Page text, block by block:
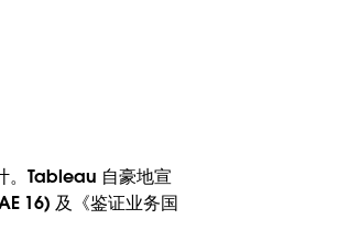
。Tableau 自豪地宣
16) 及《鉴证业务国